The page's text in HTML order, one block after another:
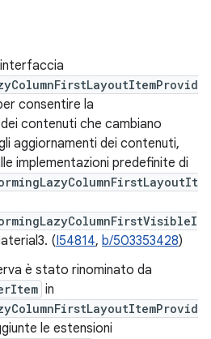
consentire la
contenuti che cambiano
aggiornamenti dei contenuti,
implementazioni predefinite di
(I54814, b/503353428)
è stato rinominato da
in
le estensioni